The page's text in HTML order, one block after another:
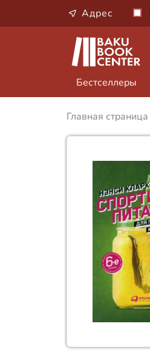
Адрес
Бестселлеры
Главная страница